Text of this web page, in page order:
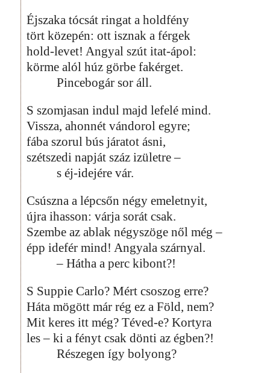
Éjszaka tócsát ringat a holdfény
tört közepén: ott isznak a férgek
hold-levet! Angyal szút itat-ápol:
körme alól húz görbe fakérget.
Pincebogár sor áll.
S szomjasan indul majd lefelé mind.
Vissza, ahonnét vándorol egyre;
fába szorul bús járatot ásni,
szétszedi napját száz izületre –
s éj-idejére vár.
Csúszna a lépcsőn négy emeletnyit,
újra ihasson: várja sorát csak.
Szembe az ablak négyszöge nől még –
épp idefér mind! Angyala szárnyal.
– Hátha a perc kibont?!
S Suppie Carlo? Mért csoszog erre?
Háta mögött már rég ez a Föld, nem?
Mit keres itt még? Téved-e? Kortyra
les – ki a fényt csak dönti az égben?!
Részegen így bolyong?